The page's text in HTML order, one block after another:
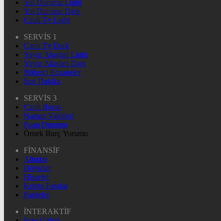
Yol Durumu Light
Yol Durumu Dark
Canlı Tv Light
SERVİS 1
Canlı Tv Dark
Yayın Akışları Light
Yayın Akışları Dark
Nöbetçi Eczaneler
Son Dakika
SERVİS 3
Canlı Borsa
Namaz Vakitleri
Puan Durumu
Örnek Burç Yorumu
FİNANSİF
Altınlar
Dövizler
Hisseler
Kripto Paralar
Pariteler
İNTERAKTİF